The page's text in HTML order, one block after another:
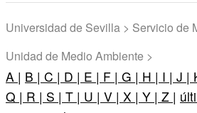
Universidad de Sevilla > Servicio de
Unidad de Medio Ambiente >
A | B | C | D | E | F | G | H | I | J |
Q | R | S | T | U | V | X | Y | Z |